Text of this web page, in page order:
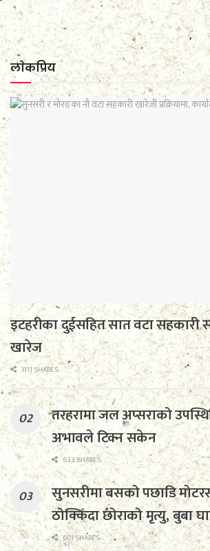
लाेकप्रिय
इटहरीका दुईसहित सात वटा सहकारी
खारेज
1111 SHARES
तरहरामा जल अप्सराको
अभावले टिक्न सकेन
633 SHARES
सुनसरीमा बसको पछाडि
ठोक्किँदा छोराको मृत्यु, बुबा
601 SHARES